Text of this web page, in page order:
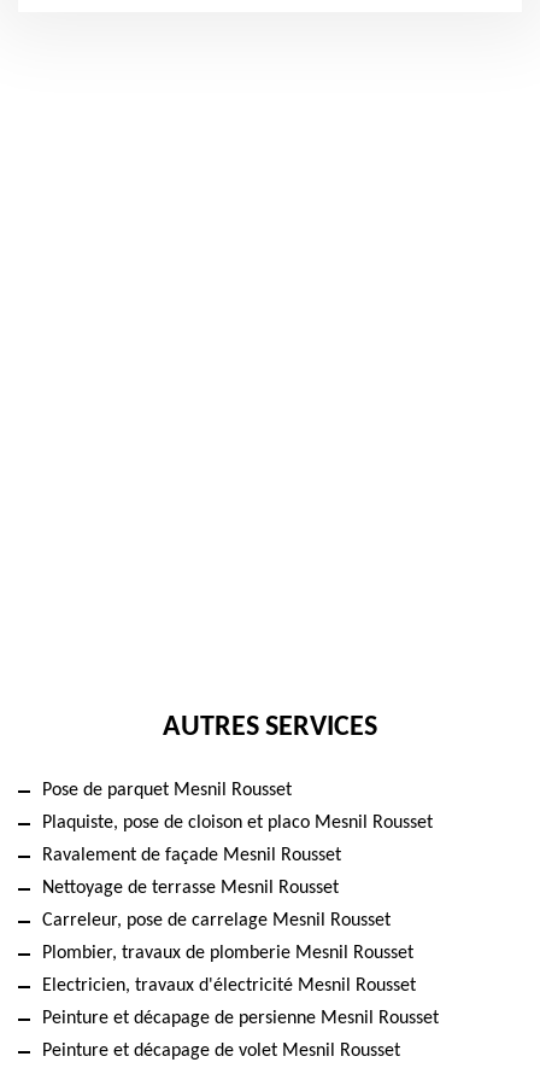
AUTRES SERVICES
Pose de parquet Mesnil Rousset
Plaquiste, pose de cloison et placo Mesnil Rousset
Ravalement de façade Mesnil Rousset
Nettoyage de terrasse Mesnil Rousset
Carreleur, pose de carrelage Mesnil Rousset
Plombier, travaux de plomberie Mesnil Rousset
Electricien, travaux d'électricité Mesnil Rousset
Peinture et décapage de persienne Mesnil Rousset
Peinture et décapage de volet Mesnil Rousset